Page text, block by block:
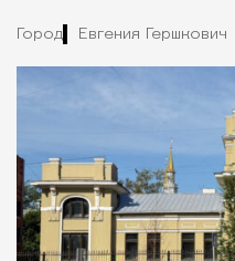
Город Евгения Гершкович